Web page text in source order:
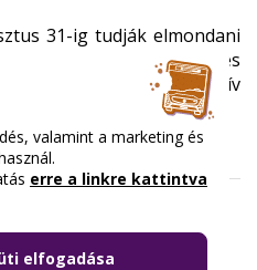
31-ig tudják elmondani
figyelemmel kíséri a teljes
elvégzéséről. A kérdőív
valamint a marketing és
erre a linkre kattintva
elfogadása